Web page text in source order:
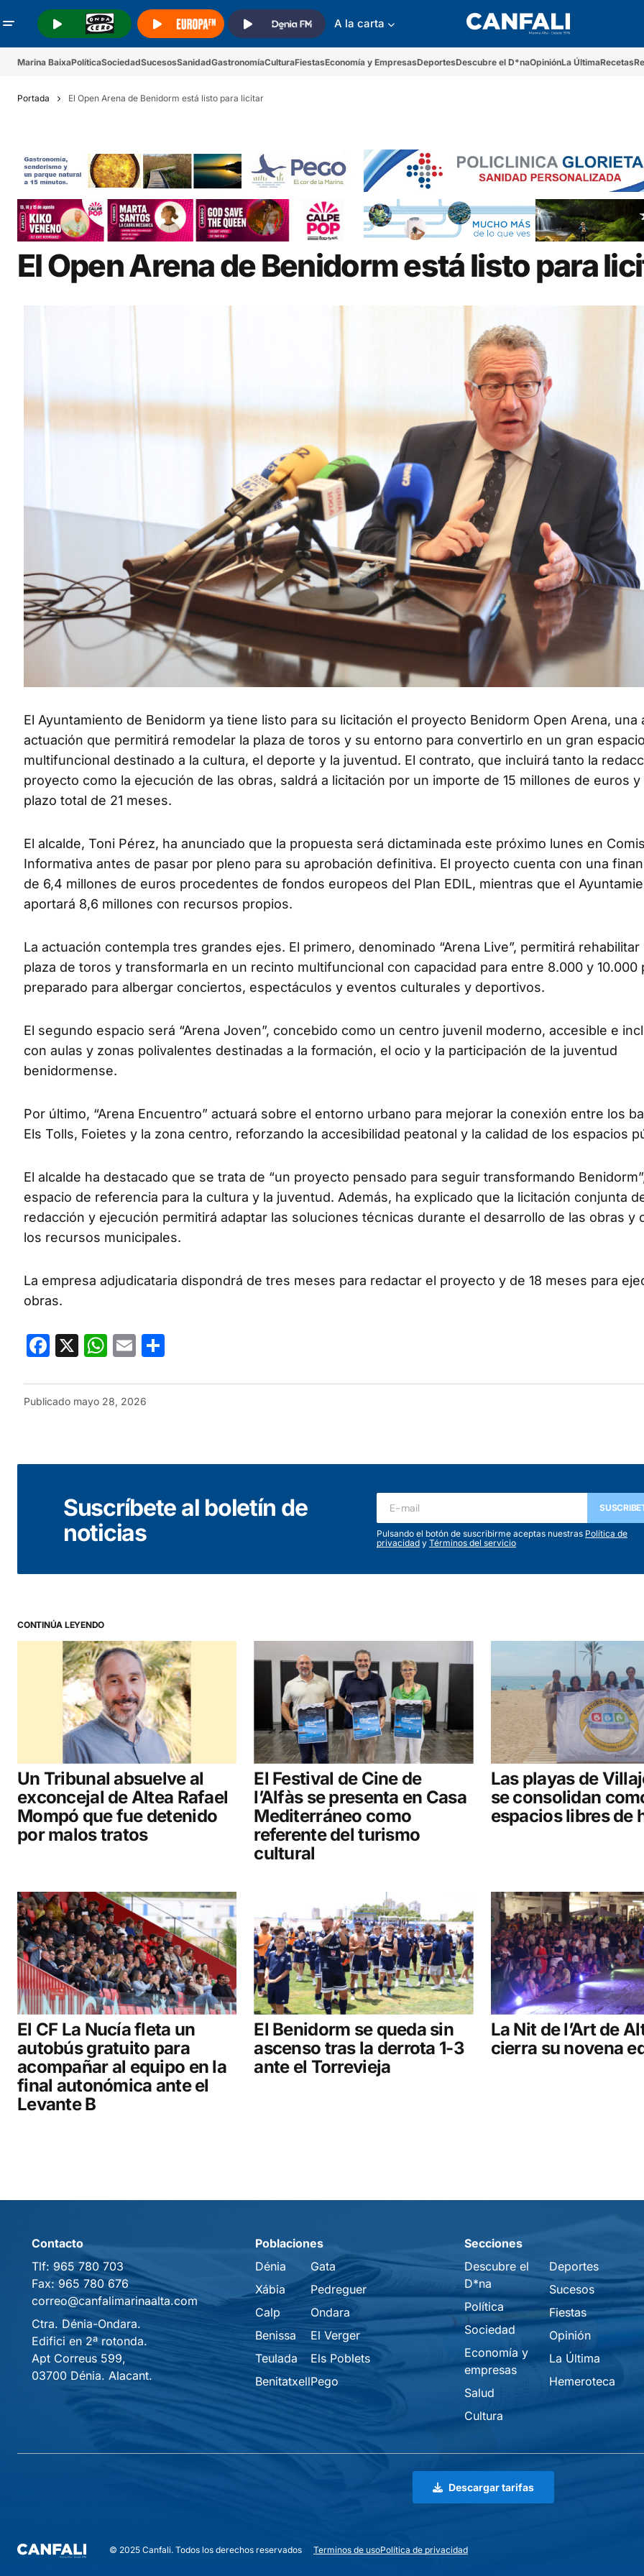
A la carta
Marina BaixaPolíticaSociedadSucesosSanidadGastronomíaCulturaFiestasEconomía y EmpresasDeportesDescubre el D*naOpiniónLa ÚltimaRecetas
Portada El Open Arena de Benidorm está listo para licitar
El Open Arena de Benidorm está listo para
El Ayuntamiento de Benidorm ya tiene listo para su licitación el proyecto Benidorm Open Arena, una
actuación que permitirá remodelar la plaza de toros y su entorno para convertirlo en un gran
multifuncional destinado a la cultura, el deporte y la juventud. El contrato, que incluirá tanto la
proyecto como la ejecución de las obras, saldrá a licitación por un importe de 15 millones de euros
plazo total de 21 meses.
El alcalde, Toni Pérez, ha anunciado que la propuesta será dictaminada este próximo lunes en
Informativa antes de pasar por pleno para su aprobación definitiva. El proyecto cuenta con una
de 6,4 millones de euros procedentes de fondos europeos del Plan EDIL, mientras que el
aportará 8,6 millones con recursos propios.
La actuación contempla tres grandes ejes. El primero, denominado “Arena Live”, permitirá rehabilitar
plaza de toros y transformarla en un recinto multifuncional con capacidad para entre 8.000 y 10.000
preparado para albergar conciertos, espectáculos y eventos culturales y deportivos.
El segundo espacio será “Arena Joven”, concebido como un centro juvenil moderno, accesible e
con aulas y zonas polivalentes destinadas a la formación, el ocio y la participación de la juventud
benidormense.
Por último, “Arena Encuentro” actuará sobre el entorno urbano para mejorar la conexión entre los
Els Tolls, Foietes y la zona centro, reforzando la accesibilidad peatonal y la calidad de los espacios
El alcalde ha destacado que se trata de “un proyecto pensado para seguir transformando
espacio de referencia para la cultura y la juventud. Además, ha explicado que la licitación conjunta
redacción y ejecución permitirá adaptar las soluciones técnicas durante el desarrollo de las obras y
los recursos municipales.
La empresa adjudicataria dispondrá de tres meses para redactar el proyecto y de 18 meses para
obras.
Facebook
X WhatsApp
Email
Publicado mayo 28, 2026
Suscríbete al boletín de
noticias
Pulsando el botón de suscribirme aceptas nuestras Política de
privacidad y Términos del servicio
CONTINÚA LEYENDO
Un Tribunal absuelve al
exconcejal de Altea Rafael
Mompó que fue detenido
por malos tratos
El Festival de Cine de
l’Alfàs se presenta en Casa
Mediterráneo como
referente del turismo
cultural
Las playas de
se consolidan
espacios libres de
El CF La Nucía fleta un
autobús gratuito para
acompañar al equipo en la
final autonómica ante el
Levante B
El Benidorm se queda sin
ascenso tras la derrota 1-3
ante el Torrevieja
La Nit de l’Art de
cierra su novena
Contacto
Tlf: 965 780 703
Fax: 965 780 676
correo@canfalimarinaalta.com
Ctra. Dénia-Ondara.
Edifici en 2ª rotonda.
Apt Correus 599,
03700 Dénia. Alacant.
Poblaciones
Dénia
Xábia
Calp
Benissa
Teulada
Benitatxell
Gata
Pedreguer
Ondara
El Verger
Els Poblets
Pego
Secciones
Descubre el
D*na
Política
Sociedad
Economía y
empresas
Salud
Cultura
Deportes
Sucesos
Fiestas
Opinión
La Última
Hemeroteca
Descargar tarifas
© 2025 Canfali. Todos los derechos reservados Terminos de usoPolítica de privacidad